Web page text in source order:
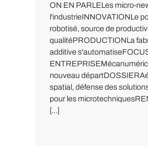
ON EN PARLELes micro-
l'industrieINNOVATIONLe
robotisé, source de
qualitéPRODUCTIONLa
additive
nouveau
spatial, défense des
pour les
[...]